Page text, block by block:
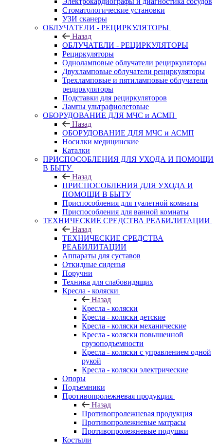
Стоматологические установки
УЗИ сканеры
ОБЛУЧАТЕЛИ - РЕЦИРКУЛЯТОРЫ
Назад
ОБЛУЧАТЕЛИ - РЕЦИРКУЛЯТОРЫ
Рециркуляторы
Одноламповые облучатели рециркуляторы
Двухламповые облучатели рециркуляторы
Трехламповые и пятиламповые облучатели
рециркуляторы
Подставки для рециркуляторов
Лампы ультрафиолетовые
ОБОРУДОВАНИЕ ДЛЯ МЧС и АСМП
Назад
ОБОРУДОВАНИЕ ДЛЯ МЧС и АСМП
Носилки медицинские
Каталки
ПРИСПОСОБЛЕНИЯ ДЛЯ УХОДА И ПОМОЩИ
В БЫТУ
Назад
ПРИСПОСОБЛЕНИЯ ДЛЯ УХОДА И
ПОМОЩИ В БЫТУ
Приспособления для туалетной комнаты
Приспособления для ванной комнаты
ТЕХНИЧЕСКИЕ СРЕДСТВА РЕАБИЛИТАЦИИ
Назад
ТЕХНИЧЕСКИЕ СРЕДСТВА
РЕАБИЛИТАЦИИ
Аппараты для суставов
Откидные сиденья
Поручни
Техника для слабовидящих
Кресла - коляски
Назад
Кресла - коляски
Кресла - коляски детские
Кресла - коляски механические
Кресла - коляски повышенной
грузоподъемности
Кресла - коляски с управлением одной
рукой
Кресла - коляски электрические
Опоры
Подъемники
Противопролежневая продукция
Назад
Противопролежневая продукция
Противопролежневые матрасы
Противопролежневые подушки
Костыли